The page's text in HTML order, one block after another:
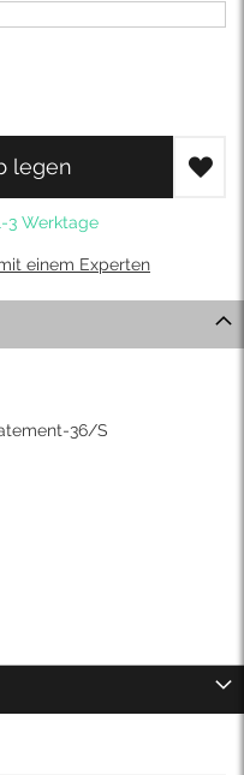
legen
3 Werktage
einem Experten
36/S